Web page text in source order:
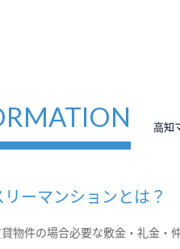
高知
リーマンションとは？
物件の場合必要な敷金・礼金・